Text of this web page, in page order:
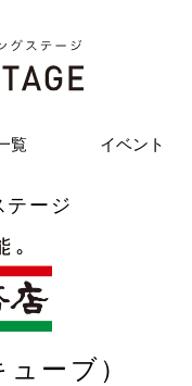
覧 イベント
テージ
ーブ）